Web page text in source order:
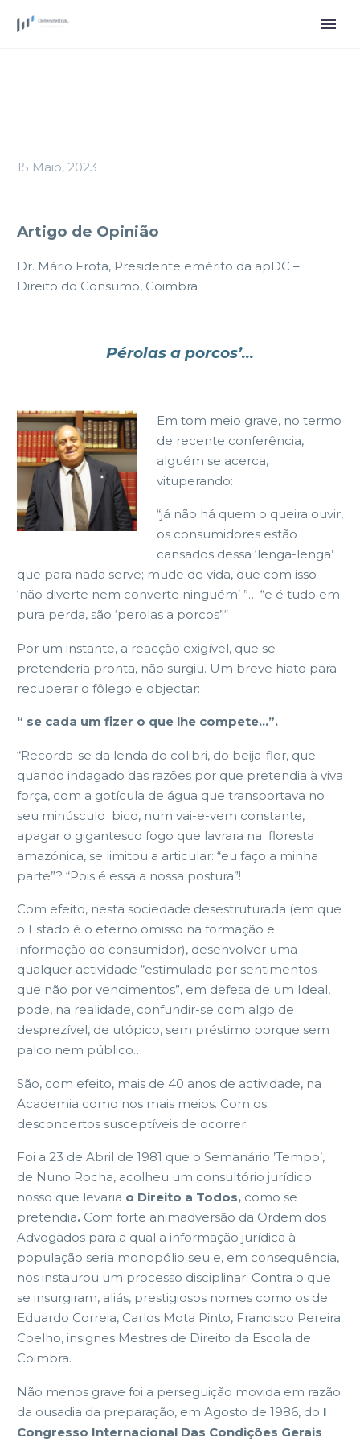
15 Maio, 2023
Artigo de Opinião
Dr. Mário Frota, Presidente emérito da apDC –
Direito do Consumo, Coimbra
Pérolas a porcos’…
Em tom meio grave, no termo
de recente conferência,
alguém se acerca,
vituperando:
“já não há quem o queira ouvir,
os consumidores estão
cansados dessa ‘lenga-lenga’
que para nada serve; mude de vida, que com isso
‘não diverte nem converte ninguém’ ”… “e é tudo em
pura perda, são ‘perolas a porcos’!“
Por um instante, a reacção exigível, que se
pretenderia pronta, não surgiu. Um breve hiato para
recuperar o fôlego e objectar:
“ se cada um fizer o que lhe compete…”.
“Recorda-se da lenda do colibri, do beija-flor, que
quando indagado das razões por que pretendia à viva
força, com a gotícula de água que transportava no
seu minúsculo bico, num vai-e-vem constante,
apagar o gigantesco fogo que lavrara na floresta
amazónica, se limitou a articular: “eu faço a minha
parte”? “Pois é essa a nossa postura”!
Com efeito, nesta sociedade desestruturada (em que
o Estado é o eterno omisso na formação e
informação do consumidor), desenvolver uma
qualquer actividade “estimulada por sentimentos
que não por vencimentos”, em defesa de um Ideal,
pode, na realidade, confundir-se com algo de
desprezível, de utópico, sem préstimo porque sem
palco nem público…
São, com efeito, mais de 40 anos de actividade, na
Academia como nos mais meios. Com os
desconcertos susceptíveis de ocorrer.
Foi a 23 de Abril de 1981 que o Semanário ’Tempo’,
de Nuno Rocha, acolheu um consultório jurídico
nosso que levaria o Direito a Todos, como se
pretendia. Com forte animadversão da Ordem dos
Advogados para a qual a informação jurídica à
população seria monopólio seu e, em consequência,
nos instaurou um processo disciplinar. Contra o que
se insurgiram, aliás, prestigiosos nomes como os de
Eduardo Correia, Carlos Mota Pinto, Francisco Pereira
Coelho, insignes Mestres de Direito da Escola de
Coimbra.
Não menos grave foi a perseguição movida em razão
da ousadia da preparação, em Agosto de 1986, do I
Congresso Internacional Das Condições Gerais